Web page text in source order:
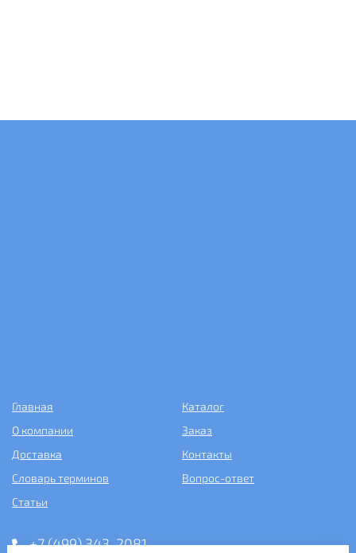
Главная
Каталог
О компании
Заказ
Доставка
Контакты
Словарь терминов
Вопрос-ответ
Статьи
+7 (499) 343-2081